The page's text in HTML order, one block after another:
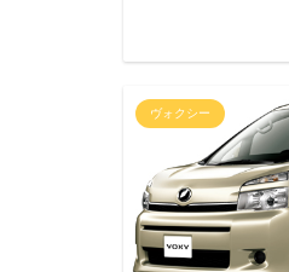
ヴォクシー